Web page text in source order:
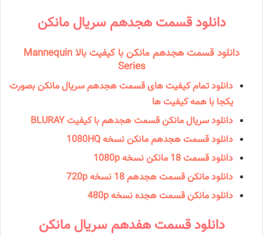
دانلود قسمت هجدهم سریال مانكن
دانلود قسمت هجدهم مانکن با کیفیت بالا Mannequin
Series
دانلود تمام کیفیت های قسمت هجدهم سریال مانکن بصورت
یکجا با همه کیفیت ها
دانلود سریال مانكن قسمت هجدهم با کیفیت BLURAY
دانلود قسمت هجدهم مانکن نسخه 1080HQ
دانلود قسمت 18 مانكن نسخه 1080p
دانلود مانكن قسمت هجدهم 18 نسخه 720p
دانلود مانكن قسمت هجده نسخه 480p
دانلود قسمت هفدهم سریال مانكن